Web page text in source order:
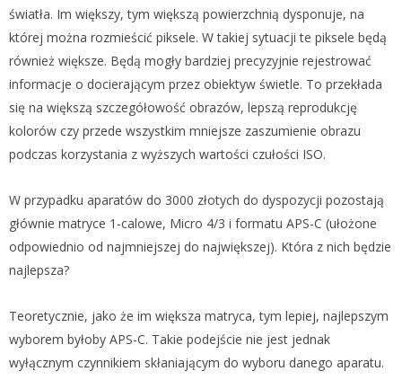
światła. Im większy, tym większą powierzchnią dysponuje, na
której można rozmieścić piksele. W takiej sytuacji te piksele będą
również większe. Będą mogły bardziej precyzyjnie rejestrować
informacje o docierającym przez obiektyw świetle. To przekłada
się na większą szczegółowość obrazów, lepszą reprodukcję
kolorów czy przede wszystkim mniejsze zaszumienie obrazu
podczas korzystania z wyższych wartości czułości ISO.
W przypadku aparatów do 3000 złotych do dyspozycji pozostają
głównie matryce 1-calowe, Micro 4/3 i formatu APS-C (ułożone
odpowiednio od najmniejszej do największej). Która z nich będzie
najlepsza?
Teoretycznie, jako że im większa matryca, tym lepiej, najlepszym
wyborem byłoby APS-C. Takie podejście nie jest jednak
wyłącznym czynnikiem skłaniającym do wyboru danego aparatu.